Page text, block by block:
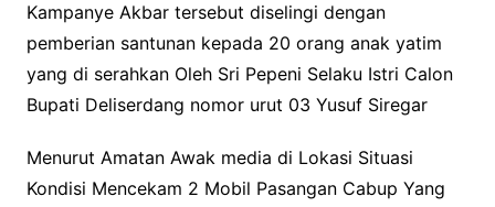
Kampanye Akbar tersebut diselingi dengan
pemberian santunan kepada 20 orang anak yatim
yang di serahkan Oleh Sri Pepeni Selaku Istri Calon
Bupati Deliserdang nomor urut 03 Yusuf Siregar
Menurut Amatan Awak media di Lokasi Situasi
Kondisi Mencekam 2 Mobil Pasangan Cabup Yang